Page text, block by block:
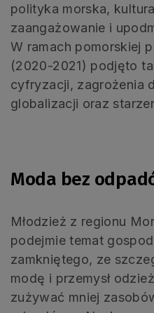
polityka morska,
zaangażowanie i
W ramach pomorskiej
(2020-2021) podjęto
cyfryzacji, zagrożenia
globalizacji oraz
Moda bez
Młodzież z regionu
podejmie temat
zamkniętego, ze
modę i przemysł
zużywać mniej